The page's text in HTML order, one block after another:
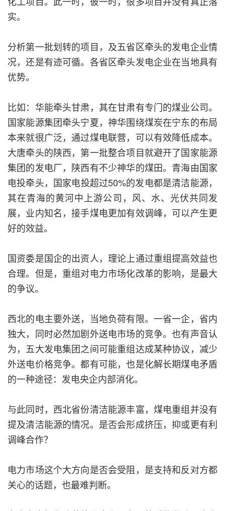
实。
分析第一批划转的项目，及五省区牵头的发电企业情
况，还是有迹可循。各省区牵头发电企业在当地具有
优势。
比如：华能牵头甘肃，其在甘肃有专门的煤业公司。
国家能源集团牵头宁夏，神华围绕煤炭在宁东的布局
本来就很广泛，通过煤电联营，可以有效降低成本。
大唐牵头的陕西，第一批整合项目就避开了国家能源
集团的发电厂，陕西有不少神华的煤田。青海由国家
电投牵头，国家电投超过50%的发电都是清洁能源，
其在青海的黄河中上游公司，风、水、光伏共同发
展，业内知名，接手煤电更加有效调峰，可以产生更
好的效益。
国资委是国企的出资人，理论上通过重组提高效益也
合理。但是，重组对电力市场化改革的影响，是最大
的争议。
西北的电主要外送，当地负荷有限。一省一企，省内
独大，同时必然加剧外送电市场的竞争。也有声音认
为，五大发电集团之间可能重组达成某种协议，减少
外送电价格竞争。都有可能，也是化解长期煤电矛盾
的一种途径：发电央企内部消化。
与此同时，西北省份清洁能源丰富，煤电重组并没有
提及清洁能源的情况。是否会形成挤压，抑或更有利
调峰合作？
电力市场这个大方向是否会受阻，是支持和反对方都
关心的话题，也最难判断。